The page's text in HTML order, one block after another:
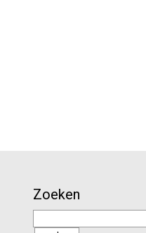
Zoeken